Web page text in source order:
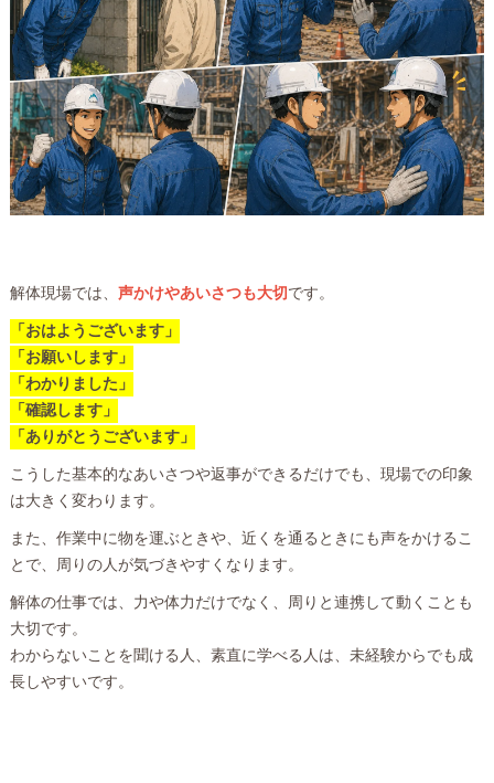
解体現場では、 声かけやあいさつも大切です。
「おはようございます」
「お願いします」
「わかりました」
「確認します」
「ありがとうございます」
こうした基本的なあいさつや返事ができるだけでも、現場での印象
は大きく変わります。
また、作業中に物を運ぶときや、近くを通るときにも声をかけるこ
とで、周りの人が気づきやすくなります。
解体の仕事では、力や体力だけでなく、周りと連携して動くことも
大切です。
わからないことを聞ける人、素直に学べる人は、未経験からでも成
長しやすいです。